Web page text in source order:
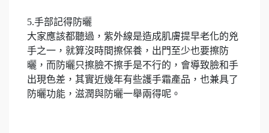
5.手部記得防曬
大家應該都聽過，紫外線是造成肌膚提早老化的兇
手之一，就算沒時間擦保養，出門至少也要擦防
曬，而防曬只擦臉不擦手是不行的，會導致臉和手
出現色差，其實近幾年有些護手霜產品，也兼具了
防曬功能，滋潤與防曬一舉兩得呢。